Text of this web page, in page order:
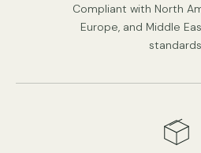
Materiaal: metaal, marmer, glas
Compliant with North
Europe, and Middle